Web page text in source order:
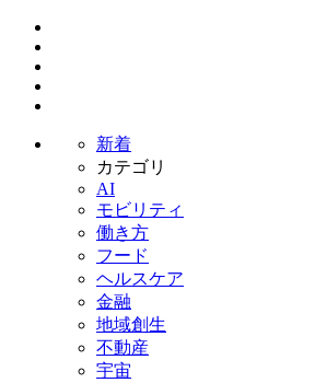
新着
カテゴリ
AI
モビリティ
働き方
フード
ヘルスケア
金融
地域創生
不動産
宇宙